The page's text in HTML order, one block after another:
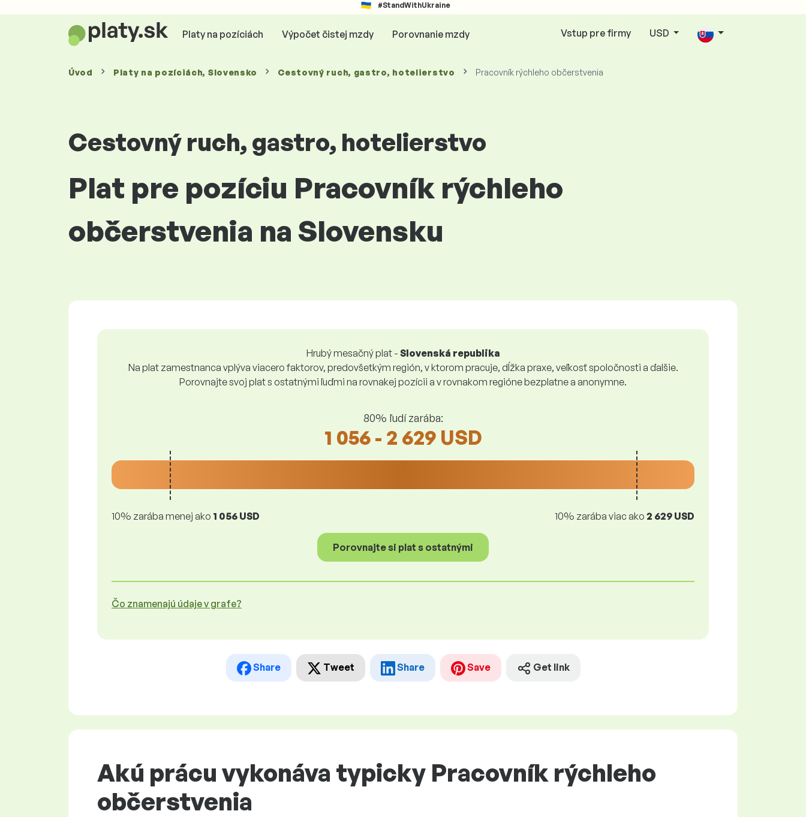
#StandWithUkraine
Platy na pozíciách Výpočet čistej mzdy Porovnanie mzdy Vstup pre firmy USD
Úvod Platy na pozíciách, Slovensko Cestovný ruch, gastro, hotelierstvo Pracovník rýchleho občerstvenia
Cestovný ruch, gastro, hotelierstvo
Plat pre pozíciu Pracovník rýchleho
občerstvenia na Slovensku
Hrubý mesačný plat - Slovenská republika
Na plat zamestnanca vplýva viacero faktorov, predovšetkým región, v ktorom pracuje, dĺžka praxe, veľkosť spoločnosti a ďalšie.
Porovnajte svoj plat s ostatnými ľuďmi na rovnakej pozícii a v rovnakom regióne bezplatne a anonymne.
80% ľudí zarába:
1 056 - 2 629 USD
10% zarába menej ako 1 056 USD 10% zarába viac ako 2 629 USD
Porovnajte si plat s ostatnými
Čo znamenajú údaje v grafe?
Share Tweet Share Save Get link
Akú prácu vykonáva typicky Pracovník rýchleho
občerstvenia